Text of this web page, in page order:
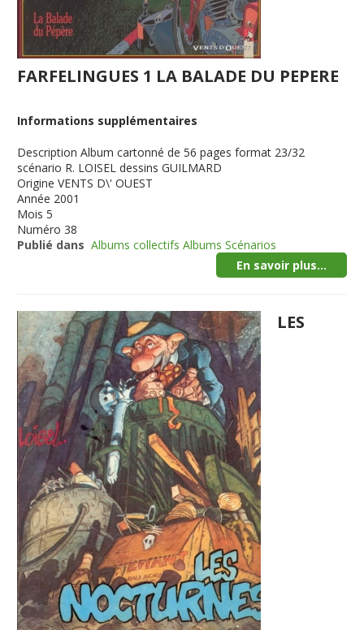
FARFELINGUES 1 LA BALADE DU PEPERE
Informations supplémentaires
Description Album cartonné de 56 pages format 23/32
scénario R. LOISEL dessins GUILMARD
Origine VENTS D\' OUEST
Année 2001
Mois 5
Numéro 38
Publié dans Albums collectifs Albums Scénarios
En savoir plus...
LES